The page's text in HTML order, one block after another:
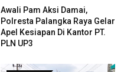
Awali Pam Aksi Damai,
Polresta Palangka Raya Gelar
Apel Kesiapan Di Kantor PT.
PLN UP3